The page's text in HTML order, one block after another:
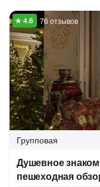
76 отзывов
Групповая
Душевное
пешеходная